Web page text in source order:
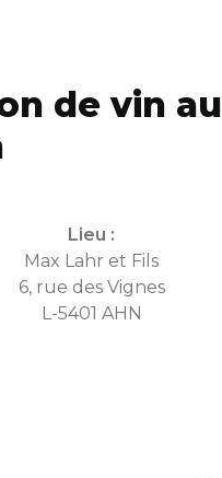
de vin au
Lieu :
Max Lahr et Fils
6, rue des Vignes
L-5401 AHN